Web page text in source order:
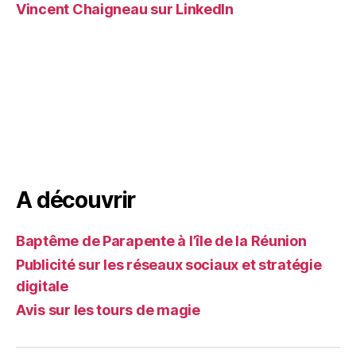
Vincent Chaigneau sur LinkedIn
A découvrir
Baptême de Parapente à l’île de la Réunion
Publicité sur les réseaux sociaux et stratégie
digitale
Avis sur les tours de magie